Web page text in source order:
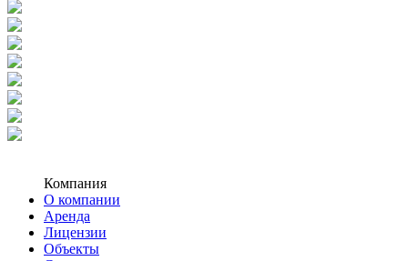
Компания
О компании
Аренда
Лицензии
Объекты